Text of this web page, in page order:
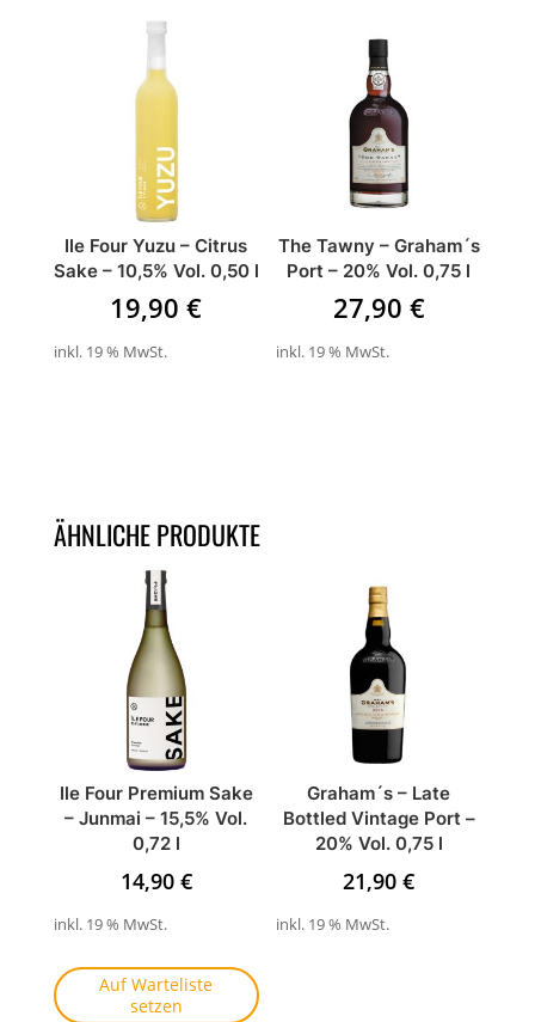
Ile Four Yuzu – Citrus
Sake – 10,5% Vol. 0,50 l
19,90€
inkl. 19 % MwSt.
The Tawny – Graham´s
Port – 20% Vol. 0,75 l
27,90 €
inkl. 19 % MwSt.
ÄHNLICHE PRODUKTE
Ile Four Premium Sake
– Junmai – 15,5% Vol.
0,72 l
14,90 €
inkl. 19 % MwSt.
Auf Warteliste
setzen
Graham´s – Late
Bottled Vintage Port –
20% Vol. 0,75 l
21,90€
inkl. 19 % MwSt.